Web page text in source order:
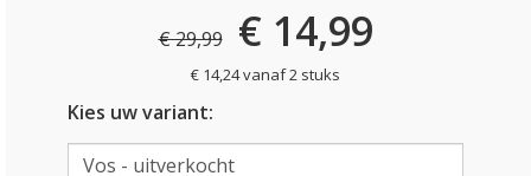
€ 29,99 € 14,99
€ 14,24 vanaf 2 stuks
Kies uw variant: